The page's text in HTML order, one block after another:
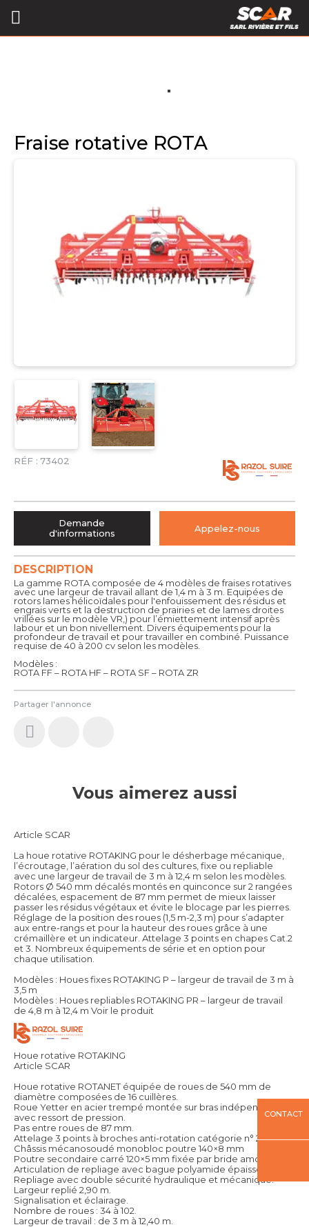
Fraise rotative ROTA
RÉF : 73402
Partager l'annonce
DESCRIPTION
La gamme ROTA composée de 4 modèles de fraises rotatives
avec une largeur de travail allant de 1,4 m à 3 m. Equipées de
rotors lames hélicoïdales pour l'enfouissement des résidus et
engrais verts et la destruction de prairies et de lames droites
vrillées sur le modèle VR,) pour l’émiettement intensif après
labour et un bon nivellement. Divers équipements pour la
profondeur de travail et pour travailler en combiné. Puissance
requise de 40 à 200 cv selon les modèles.
Modèles :
ROTA FF – ROTA HF – ROTA SF – ROTA ZR
Demande
d'informations
Appelez-nous
Vous aimerez aussi
Article SCAR
La houe rotative ROTAKING pour le désherbage mécanique,
l’écroutage, l’aération du sol des cultures, fixe ou repliable
avec une largeur de travail de 3 m à 12,4 m selon les modèles.
Rotors Ø 540 mm décalés montés en quinconce sur 2 rangées
décalées, espacement de 87 mm permet de mieux laisser
passer les résidus végétaux et évite le blocage par les pierres.
Réglage de la position des roues (1,5 m-2,3 m) pour s’adapter
aux entre-rangs et pour la hauteur des roues grâce à une
crémaillère et un indicateur. Attelage 3 points en chapes Cat.2
et 3. Nombreux équipements de série et en option pour
chaque utilisation.
Modèles : Houes fixes ROTAKING P – largeur de travail de 3 m à
3,5 m
Modèles : Houes repliables ROTAKING PR – largeur de travail
de 4,8 m à 12,4 m Voir le produit
Houe rotative ROTAKING
Article SCAR
Houe rotative ROTANET équipée de roues de 540 mm de
diamètre composées de 16 cuillères.
Roue Yetter en acier trempé montée sur bras indépendant
avec ressort de pression.
Pas entre roues de 87 mm.
Attelage 3 points à broches anti-rotation catégorie n° 2/3.
Châssis mécanosoudé monobloc poutre 140×8 mm
Poutre secondaire carré 120×5 mm fixée par bride amovible
Articulation de repliage avec bague polyamide épaisse.
Repliage avec double sécurité hydraulique et mécanique.
Largeur replié 2,90 m.
Signalisation et éclairage.
Nombre de roues : 34 à 102.
Largeur de travail : de 3 m à 12,40 m.
CONTACT